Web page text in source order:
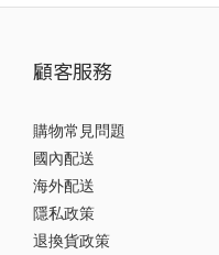
顧客服務
購物常見問題
國內配送
海外配送
隱私政策
退換貨政策